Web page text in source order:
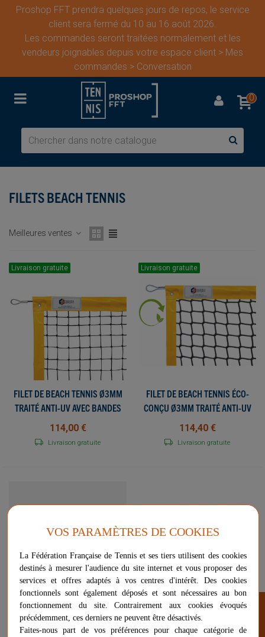
Proshop FFT prendra quelques jours de repos, le service
client sera fermé du 10 au 16 août 2026.
Les commandes seront traitées normalement et les
vendeurs joignables depuis votre espace client > Mes
commandes > Conversation
0
FILETS BEACH TENNIS
Meilleures ventes
Livraison gratuite
FILET DE BEACH TENNIS Ø3MM
TRAITÉ ANTI-UV AVEC BANDES
PVC + CÂBLE DE TENSION
114,00 €
Livraison gratuite
Livraison gratuite
FILET DE BEACH TENNIS ÉCO-
CONÇU Ø3MM TRAITÉ ANTI-UV
AVEC BANDES PVC + CÂBLE DE
TENSION
114,40 €
Livraison gratuite
FILET DE BEACH TENNIS BTN
900
FILET DE BEACH TENNIS BLEU
VOS PARAMÈTRES DE COOKIES
La Fédération Française de Tennis et ses tiers utilisent des cookies
destinés à mesurer l'audience du site internet et vous proposer des
services et offres adaptés à vos centres d'intérêt. Des cookies
fonctionnels sont également déposés et sont nécessaires au bon
fonctionnement du site. Contrairement aux cookies évoqués
précédemment, ces derniers ne peuvent être désactivés.
Faites-nous part de vos préférences pour chaque catégorie de